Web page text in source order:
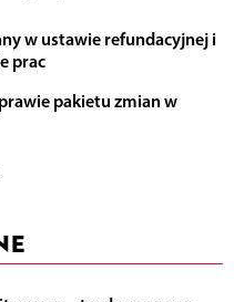
w ustawie refundacyjnej i
prac
pakietu zmian w